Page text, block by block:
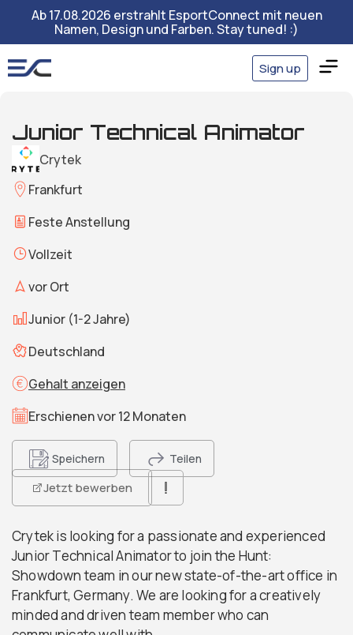
Ab 17.08.2026 erstrahlt EsportConnect mit neuen
Namen, Design und Farben. Stay tuned! :)
Sign up
Junior Technical Animator
Crytek
Frankfurt
Feste Anstellung
Vollzeit
vor Ort
Junior (1-2 Jahre)
Deutschland
Gehalt anzeigen
Erschienen vor 12 Monaten
Speichern Teilen
Jetzt bewerben
Crytek is looking for a passionate and experienced
Junior Technical Animator to join the Hunt:
Showdown team in our new state-of-the-art office in
Frankfurt, Germany. We are looking for a creatively
minded and driven team member who can